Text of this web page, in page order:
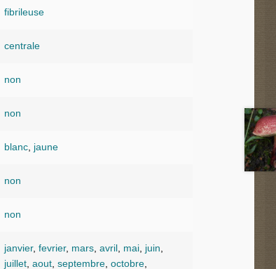
fibrileuse
centrale
non
non
blanc, jaune
non
non
janvier, fevrier, mars, avril mai, juin
juillet, aout, septembre, octobre,